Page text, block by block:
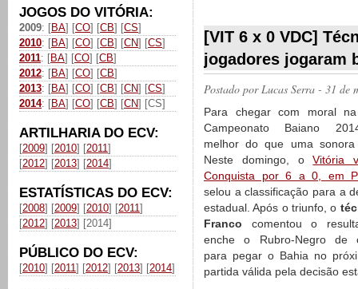
JOGOS DO VITÓRIA:
2009: [BA] [CO] [CB] [CS]
2010: [BA] [CO] [CB] [CN] [CS]
2011: [BA] [CO] [CB]
2012: [BA] [CO] [CB]
2013: [BA] [CO] [CB] [CN] [CS]
2014: [BA] [CO] [CB] [CN] [CS]
ARTILHARIA DO ECV:
[2009] [2010] [2011]
[2012] [2013] [2014]
ESTATÍSTICAS DO ECV:
[2008] [2009] [2010] [2011]
[2012] [2013] [2014]
PÚBLICO DO ECV:
[2010] [2011] [2012] [2013] [2014]
[VIT 6 x 0 VDC]
jogadores jogaram
Postado porLucas Serra - 31 de
Para chegar com moral
Campeonato Baiano
melhor do que uma sonora
Neste domingo, oVitória
Conquista por 6 a 0, em
selou a classificação para a
estadual. Após o triunfo, o
Franco comentou o
enche o Rubro-Negro de
para pegar o Bahia no
partida válida pela decisão